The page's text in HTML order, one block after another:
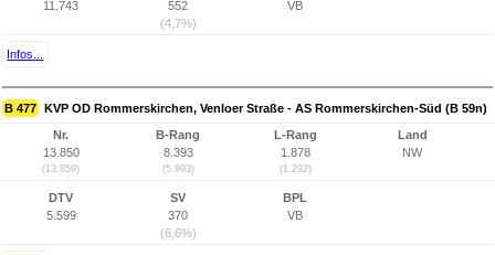
11.743
552
(4,7%)
VB
Infos...
B 477 KVP OD Rommerskirchen, Venloer Straße - AS Rommerskirchen-Süd (B 59n)
Nr.
13.850
(13.859)
B-Rang
8.393
(5.993)
L-Rang
1.878
(1.292)
Land
NW
DTV
5.599
SV
370
(6,6%)
BPL
VB